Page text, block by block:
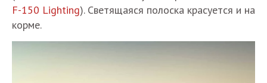
F-150 Lighting). Светящаяся полоска красуется и на
корме.